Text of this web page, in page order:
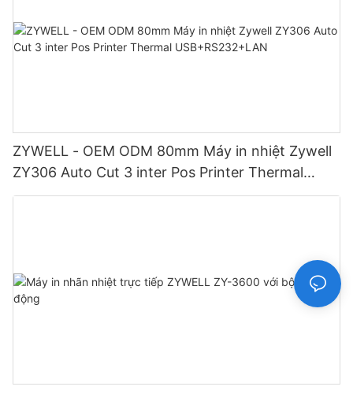
ZYWELL - OEM ODM 80mm Máy in nhiệt Zywell
ZY306 Auto Cut 3 inter Pos Printer Thermal
USB+RS232+LAN